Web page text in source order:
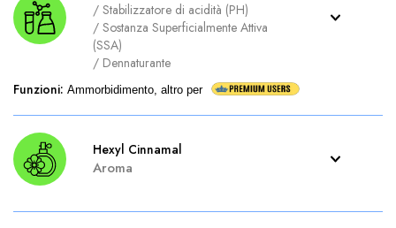
/ Stabilizzatore di acidità (PH)
/ Sostanza Superficialmente Attiva
(SSA)
/ Dennaturante
Funzioni: Ammorbidimento, altro per
Hexyl Cinnamal
Aroma